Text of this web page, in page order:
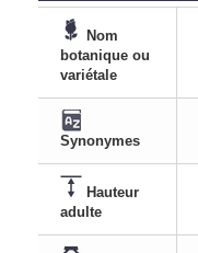
Nom
botanique ou
variétale
Synonymes
Hauteur
adulte